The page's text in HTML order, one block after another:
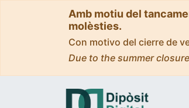
Amb motiu del
molèsties.
Con motivo del cierre de
Due to the summer